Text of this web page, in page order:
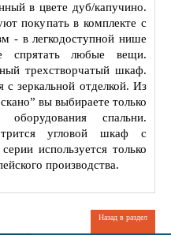
в цвете дуб/капучино.
покупать в комплекте с
- в легкодоступной нише
спрятать любые вещи.
трехстворчатый шкаф.
зеркальной отделкой. Из
вы выбираете только
спальни.
угловой шкаф с
используется только
производства.
Назад в раздел